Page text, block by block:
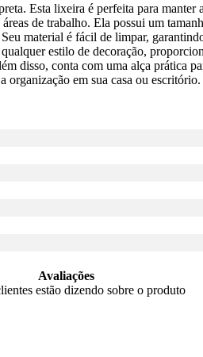
Esta lixeira é perfeita para manter
de trabalho. Ela possui um
material é fácil de limpar,
estilo de decoração,
disso, conta com uma alça
em sua casa ou
Avaliações
estão dizendo sobre o produto